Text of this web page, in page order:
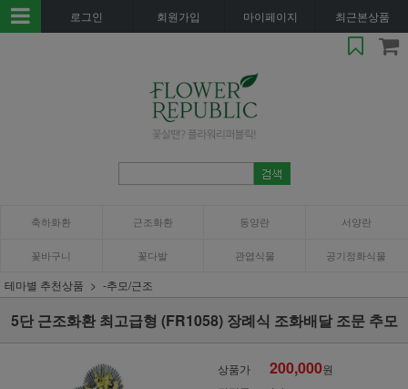
로그인 회원가입 마이페이지 최근본상품
축하화환 근조화환 동양란 서양란
꽃바구니 꽃다발 관엽식물 공기정화식물
테마별 추천상품 -추모/근조
5단 근조화환 최고급형 (FR1058) 장례식 조화배달 조문 추모
상품가 200,000원